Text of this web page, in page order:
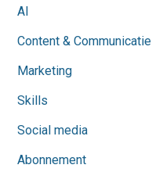
AI
Content & Communicatie
Marketing
Skills
Social media
Abonnement